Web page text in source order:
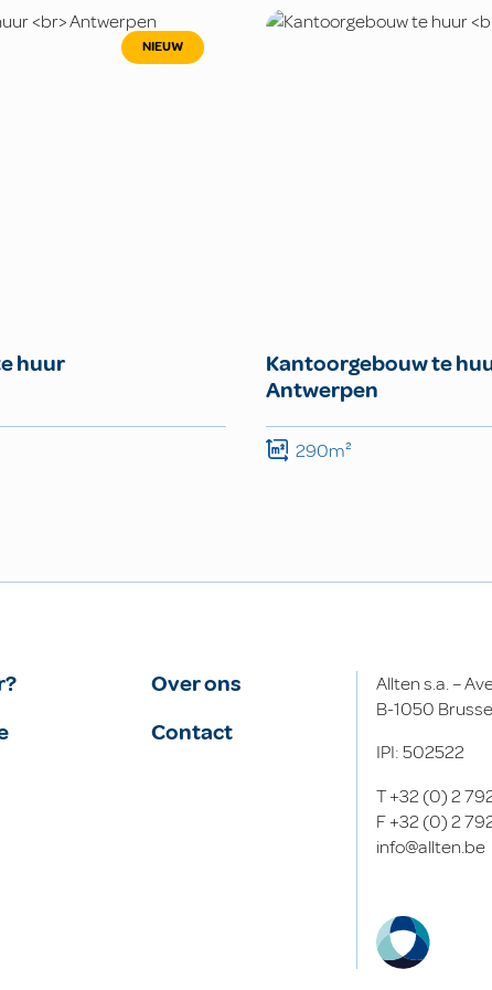
NIEUW
huur
Kantoorgebouw te
Antwerpen
290m²
Over ons
Contact
Allten s.a. –
B-1050
IPI: 502522
T+32 (0) 2
F+32 (0) 2
info@allten.be